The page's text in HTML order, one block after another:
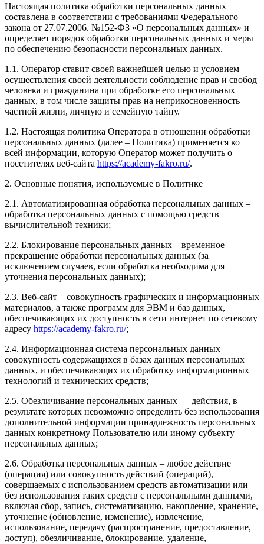
Настоящая политика обработки персональных данных
составлена в соответствии с требованиями Федерального
закона от 27.07.2006. №152-ФЗ «О персональных данных» и
определяет порядок обработки персональных данных и меры
по обеспечению безопасности персональных данных.
1.1. Оператор ставит своей важнейшей целью и условием
осуществления своей деятельности соблюдение прав и свобод
человека и гражданина при обработке его персональных
данных, в том числе защиты прав на неприкосновенность
частной жизни, личную и семейную тайну.
1.2. Настоящая политика Оператора в отношении обработки
персональных данных (далее – Политика) применяется ко
всей информации, которую Оператор может получить о
посетителях веб-сайта https://academy-fakro.ru/.
2. Основные понятия, используемые в Политике
2.1. Автоматизированная обработка персональных данных –
обработка персональных данных с помощью средств
вычислительной техники;
2.2. Блокирование персональных данных – временное
прекращение обработки персональных данных (за
исключением случаев, если обработка необходима для
уточнения персональных данных);
2.3. Веб-сайт – совокупность графических и информационных
материалов, а также программ для ЭВМ и баз данных,
обеспечивающих их доступность в сети интернет по сетевому
адресу https://academy-fakro.ru/;
2.4. Информационная система персональных данных —
совокупность содержащихся в базах данных персональных
данных, и обеспечивающих их обработку информационных
технологий и технических средств;
2.5. Обезличивание персональных данных — действия, в
результате которых невозможно определить без использования
дополнительной информации принадлежность персональных
данных конкретному Пользователю или иному субъекту
персональных данных;
2.6. Обработка персональных данных – любое действие
(операция) или совокупность действий (операций),
совершаемых с использованием средств автоматизации или
без использования таких средств с персональными данными,
включая сбор, запись, систематизацию, накопление, хранение,
уточнение (обновление, изменение), извлечение,
использование, передачу (распространение, предоставление,
доступ), обезличивание, блокирование, удаление,